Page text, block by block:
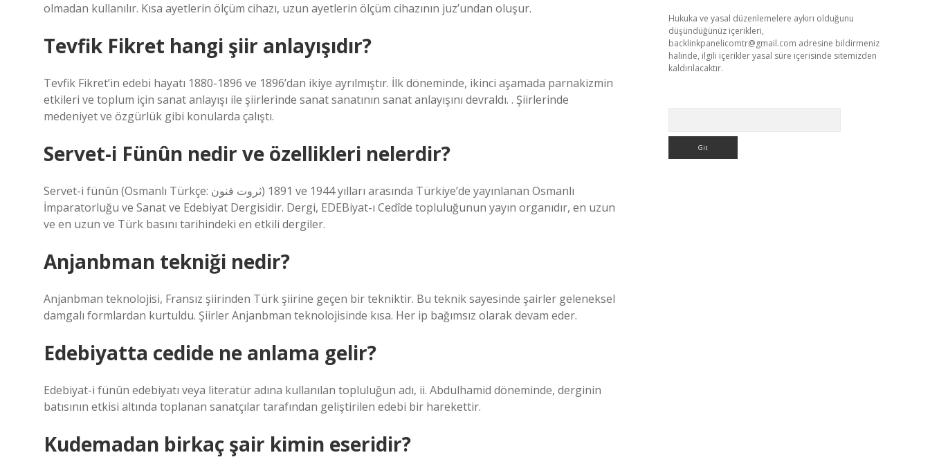
olmadan kullanılır. Kısa ayetlerin ölçüm cihazı, uzun ayetlerin ölçüm cihazının juz’undan oluşur.
Tevfik Fikret hangi şiir anlayışıdır?
Tevfik Fikret’in edebi hayatı 1880-1896 ve 1896’dan ikiye ayrılmıştır. İlk döneminde, ikinci aşamada parnakizmin
etkileri ve toplum için sanat anlayışı ile şiirlerinde sanat sanatının sanat anlayışını devraldı. . Şiirlerinde
medeniyet ve özgürlük gibi konularda çalıştı.
Servet-i Fünûn nedir ve özellikleri nelerdir?
Servet-i fünûn (Osmanlı Türkçe: ثروت فنون) 1891 ve 1944 yılları arasında Türkiye’de yayınlanan Osmanlı
İmparatorluğu ve Sanat ve Edebiyat Dergisidir. Dergi, EDEBiyat-ı Cedîde topluluğunun yayın organıdır, en uzun
ve en uzun ve Türk basını tarihindeki en etkili dergiler.
Anjanbman tekniği nedir?
Anjanbman teknolojisi, Fransız şiirinden Türk şiirine geçen bir tekniktir. Bu teknik sayesinde şairler geleneksel
damgalı formlardan kurtuldu. Şiirler Anjanbman teknolojisinde kısa. Her ip bağımsız olarak devam eder.
Edebiyatta cedide ne anlama gelir?
Edebiyat-i fünûn edebiyatı veya literatür adına kullanılan topluluğun adı, ii. Abdulhamid döneminde, derginin
batısının etkisi altında toplanan sanatçılar tarafından geliştirilen edebi bir harekettir.
Kudemadan birkaç şair kimin eseridir?
Hukuka ve yasal düzenlemelere aykırı olduğunu
düşündüğünüz içerikleri,
backlinkpanelicomtr@gmail.com adresine bildirmeniz
halinde, ilgili içerikler yasal süre içerisinde sitemizden
kaldırılacaktır.